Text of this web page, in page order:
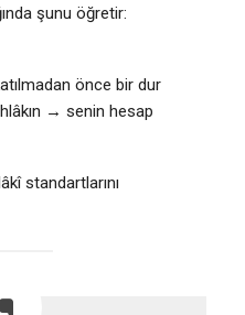
şunu öğretir:
önce bir dur
→ senin hesap
standartlarını